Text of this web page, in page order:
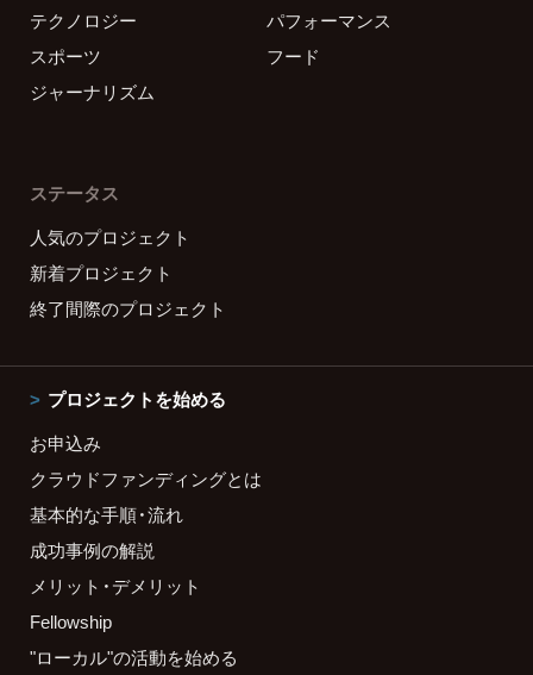
テクノロジー
パフォーマンス
スポーツ
フード
ジャーナリズム
ステータス
人気のプロジェクト
新着プロジェクト
終了間際のプロジェクト
プロジェクトを始める
お申込み
クラウドファンディングとは
基本的な手順・流れ
成功事例の解説
メリット・デメリット
Fellowship
"ローカル"の活動を始める